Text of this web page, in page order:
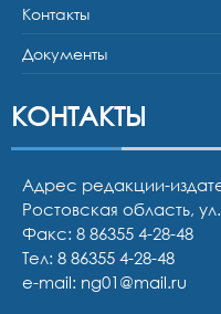
Контакты
Документы
КОНТАКТЫ
Адрес редакции-
Ростовская область,
Факс: 8 86355 4-28-48
Тел: 8 86355 4-28-48
e-mail: ng01@mail.ru